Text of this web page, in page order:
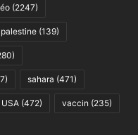
(2247)
palestine (139)
sahara (471)
USA (472) vaccin (235)